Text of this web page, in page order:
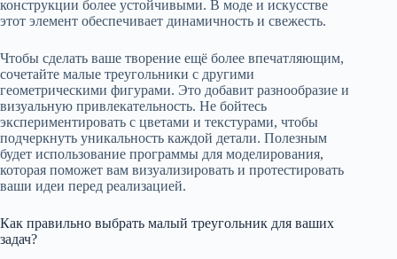
конструкции более устойчивыми. В моде и искусстве
этот элемент обеспечивает динамичность и свежесть.
Чтобы сделать ваше творение ещё более впечатляющим,
сочетайте малые треугольники с другими
геометрическими фигурами. Это добавит разнообразие и
визуальную привлекательность. Не бойтесь
экспериментировать с цветами и текстурами, чтобы
подчеркнуть уникальность каждой детали. Полезным
будет использование программы для моделирования,
которая поможет вам визуализировать и протестировать
ваши идеи перед реализацией.
Как правильно выбрать малый треугольник для ваших
задач?